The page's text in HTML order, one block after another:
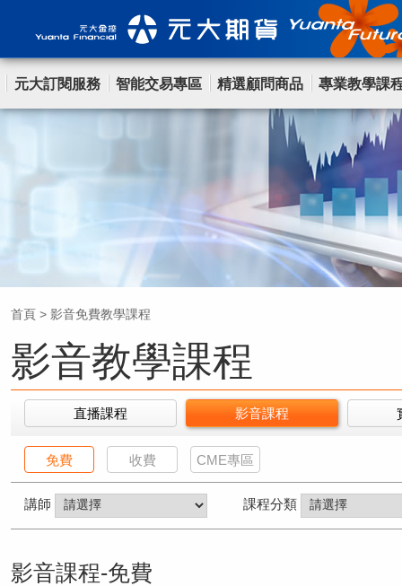
元大訂閱服務 智能交易專區 精選顧問商品 專業教學課
首頁 > 影音免費教學課程
影音教學課程
直播課程 影音課程
免費 收費 CME專區
講師 課程分類
影音課程-免費